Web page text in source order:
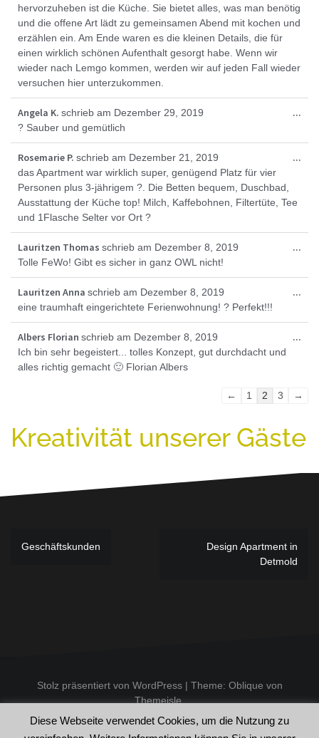
hervorzuheben ist die Küche. Sie bietet alles, was man benötig
und die offene Art lädt zu gemeinsamen Abend mit kochen und
erzählen ein. Am Ende waren es die kleinen Details, die für
einen wirklich schönen Aufenthalt gesorgt habe. Wenn wir
wieder nach Lemgo kommen, werden wir auf jeden Fall wieder
versuchen hier unterzukommen.
Angela K. schrieb am Dezember 29, 2019
? Sauber und gemütlich
...
Rosemarie P. schrieb am Dezember 21, 2019
das Apartment war wirklich super, genügend Platz für vier
Personen plus 3-jährigem ?. Die Betten bequem, Duschbad,
Ausstattung der Küche top! Milch, Kaffebohnen, Filtertüte, Tee
und 1Flasche Selter vor Ort ?
...
Lauritzen Thomas schrieb am Dezember 8, 2019
Tolle FeWo! Gibt es sicher in ganz OWL nicht!
...
Lauritzen Anna schrieb am Dezember 8, 2019
eine traumhaft eingerichtete Ferienwohnung! ? Perfekt!!!
...
Albers Florian schrieb am Dezember 8, 2019
Ich bin sehr begeistert... tolles Konzept, gut durchdacht und
alles richtig gemacht 🙂 Florian Albers
...
Navigation
← 1 2 3 →
Kreativität unserer Gäste
Beitragsnavigation
Geschäftskunden
Design Apartment in
Detmold
Stolz präsentiert von WordPress| Theme: Oblique von
Themeisle.
Allgemeine Geschäftsbedingungen
Diese Webseite verwendet Cookies, um die Nutzung zu